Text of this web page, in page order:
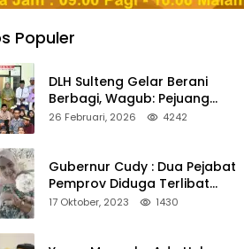
Populer
DLH Sulteng Gelar Berani
Berbagi, Wagub: Pejuang
Lingkungan Harus Jadi Teladan
26 Februari, 2026 4242
Gubernur Cudy : Dua Pejabat
Pemprov Diduga Terlibat
Asmara Terlarang Sudah di
17 Oktober, 2023 1430